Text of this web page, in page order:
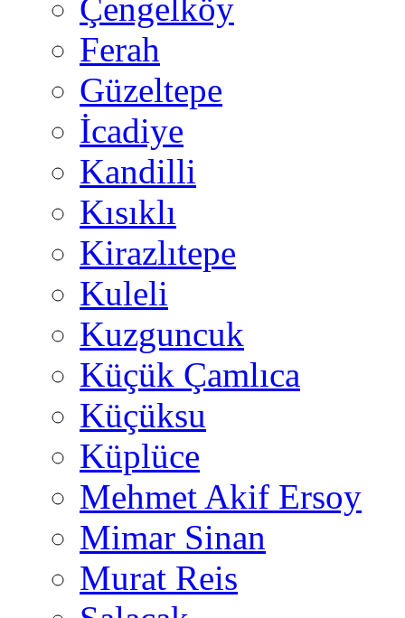
Çengelköy
Ferah
Güzeltepe
İcadiye
Kandilli
Kısıklı
Kirazlıtepe
Kuleli
Kuzguncuk
Küçük Çamlıca
Küçüksu
Küplüce
Mehmet Akif Ersoy
Mimar Sinan
Murat Reis